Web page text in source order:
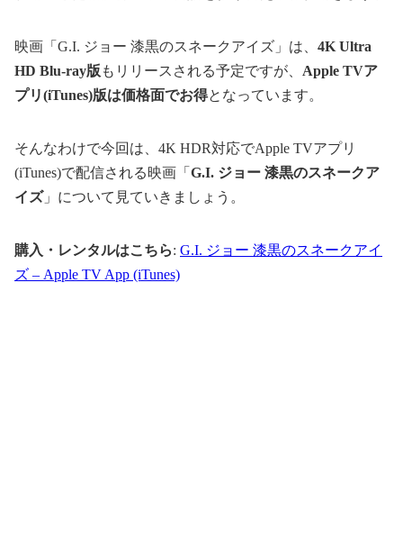
映画「G.I. ジョー 漆黒のスネークアイズ」は、 4K Ultra
HD Blu-ray版 もリリースされる予定ですが、 Apple TVア
プリ(iTunes)版は価格面でお得となっています。
そんなわけで今回は、4K HDR対応でApple TVアプリ
(iTunes)で配信される映画「 G.I. ジョー 漆黒のスネークア
イズ」について見ていきましょう。
購入・レンタルはこちら: G.I. ジョー 漆黒のスネークアイ
ズ – Apple TV App (iTunes)